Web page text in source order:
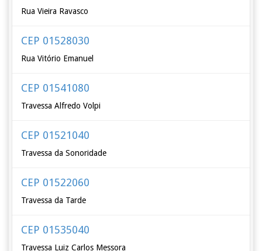
Rua Vieira Ravasco
CEP 01528030
Rua Vitório Emanuel
CEP 01541080
Travessa Alfredo Volpi
CEP 01521040
Travessa da Sonoridade
CEP 01522060
Travessa da Tarde
CEP 01535040
Travessa Luiz Carlos Messora